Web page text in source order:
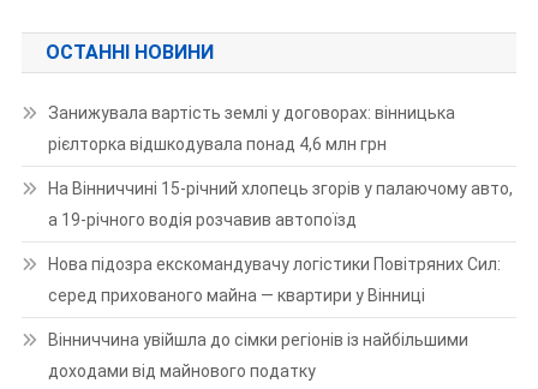
ОСТАННІ НОВИНИ
Занижувала вартість землі у договорах: вінницька
рієлторка відшкодувала понад 4,6 млн грн
На Вінниччині 15-річний хлопець згорів у палаючому авто,
а 19-річного водія розчавив автопоїзд
Нова підозра екскомандувачу логістики Повітряних Сил:
серед прихованого майна — квартири у Вінниці
Вінниччина увійшла до сімки регіонів із найбільшими
доходами від майнового податку